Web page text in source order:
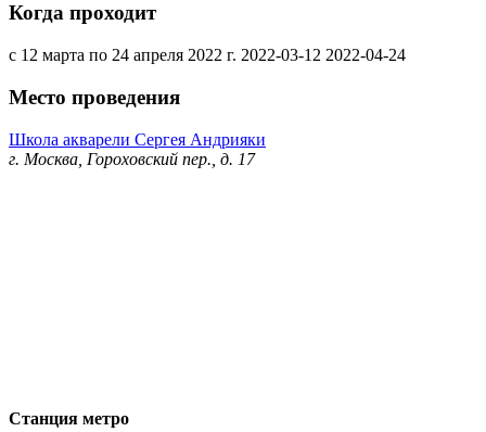
Когда проходит
с 12 марта по 24 апреля 2022 г. 2022-03-12 2022-04-24
Место проведения
Школа акварели Сергея Андрияки
г. Москва, Гороховский пер., д. 17
Станция метро